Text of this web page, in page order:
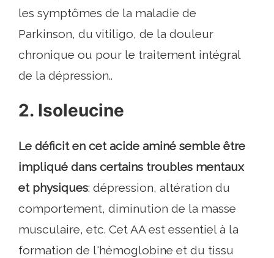
les symptômes de la maladie de
Parkinson, du vitiligo, de la douleur
chronique ou pour le traitement intégral
de la dépression..
2. Isoleucine
Le déficit en cet acide aminé semble être
impliqué dans certains troubles mentaux
et physiques: dépression, altération du
comportement, diminution de la masse
musculaire, etc. Cet AA est essentiel à la
formation de l'hémoglobine et du tissu